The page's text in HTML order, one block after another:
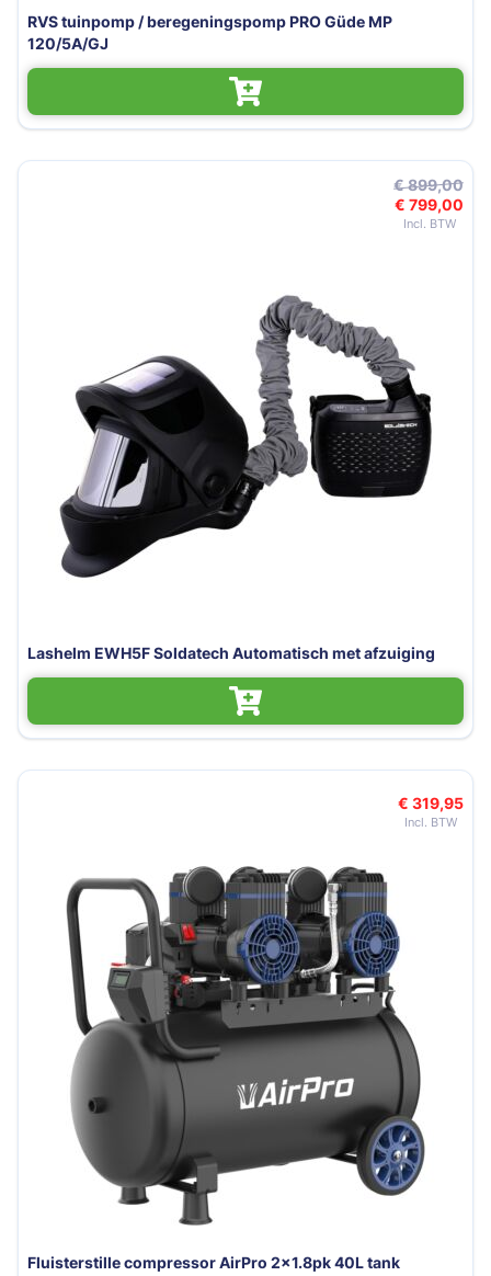
RVS tuinpomp / beregeningspomp PRO Güde MP
120/5A/GJ
€ 899,00
€ 799,00
Lashelm EWH5F Soldatech Automatisch met afzuiging
€ 319,95
Fluisterstille compressor AirPro 2x1.8pk 40L tank